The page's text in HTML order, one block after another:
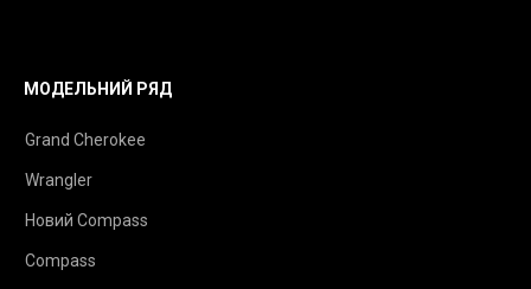
МОДЕЛЬНИЙ РЯД
Grand Cherokee
Wrangler
Новий Compass
Compass